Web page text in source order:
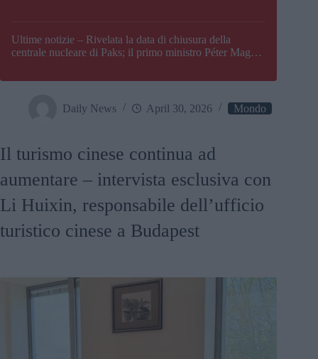
Ultime notizie – Rivelata la data di chiusura della
centrale nucleare di Paks; il primo ministro Péter Magyar
Daily News April 30, 2026 Mondo
Il turismo cinese continua ad
aumentare – intervista esclusiva con
Li Huixin, responsabile dell’ufficio
turistico cinese a Budapest